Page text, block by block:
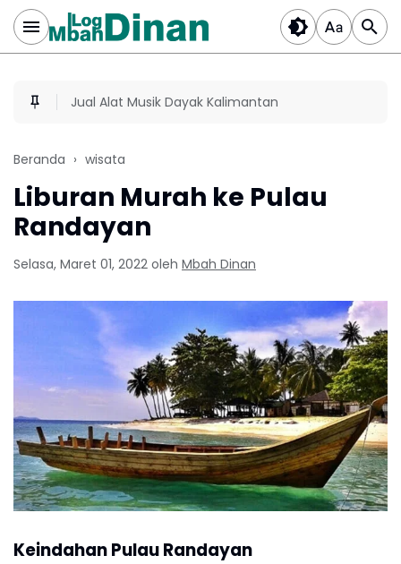
Jual Alat Musik Dayak Kalimantan
Beranda wisata
Liburan Murah ke Pulau
Randayan
Selasa, Maret 01, 2022 oleh Mbah Dinan
Keindahan Pulau Randayan